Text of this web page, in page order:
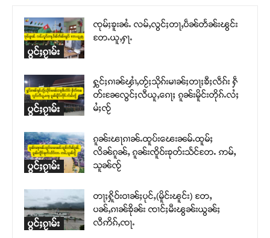
ပွင်ႈၵႂၢမ်း
ၸုမ်ႈၶူးၼႆႉ လမ်ႇလွင်ႈတႃႇပဵၼ်တႅၼ်းၽွင်း
တႄႉယူႇႁႃႉ
ပွင်ႈၵႂၢမ်း
ႁွင်ႈၵၢၼ်ၾၢႆႇတႂ်ႈသိုၵ်းမၢၼ်ႈတႃႈၶီႈလဵၵ်း ႁဵ
တ်းၼႄလွင်ႈလီယူႇၵေႃႈ ၵူၼ်းမိူင်းတိုၵ်ႉလႆႈ
မႆႈၸႂ်
ပွင်ႈၵႂၢမ်း
ၵူၼ်းၽႃၵၢၼ်ႉထူပ်းၽေးၼမ်ႉထူမ်ႈ
လိၼ်ၵူၼ်ႇ ၵူၼ်းၸိူဝ်းၶုတ်းသႅင်တႄႉ ဢမ်ႇ
သူၼ်ၸႂ်
ပွင်ႈၵႂၢမ်း
တႃႈႁိူဝ်းဝၢၼ်ႈပုင်ႇ(မိူင်းၽူင်း) တႄႇ
ပၼ်ႇၵၢၼ်ၶိုၼ်း ၸၢင်ႈမီးၽွၼ်းယွၼ်ႈ
လီဢိၵ်ႇၸႃႉ